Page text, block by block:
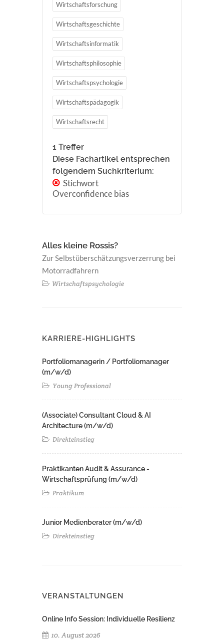
Wirtschaftsforschung
Wirtschaftsgeschichte
Wirtschaftsinformatik
Wirtschaftsphilosophie
Wirtschaftspsychologie
Wirtschaftspädagogik
Wirtschaftsrecht
1 Treffer
Diese Fachartikel entsprechen
folgendem Suchkriterium:
Stichwort
Overconfidence bias
Alles kleine Rossis?
Zur Selbstüberschätzungsverzerrung bei
Motorradfahrern
Wirtschaftspsychologie
KARRIERE-HIGHLIGHTS
Portfoliomanagerin / Portfoliomanager
(m/w/d)
Young Professional
(Associate) Consultant Cloud & AI
Architecture (m/w/d)​ ​
Direkteinstieg
Praktikanten Audit & Assurance -
Wirtschaftsprüfung (m/w/d)
Praktikum
Junior Medienberater (m/w/d)
Direkteinstieg
VERANSTALTUNGEN
Online Info Session: Individuelle Resilienz
10. August 2026